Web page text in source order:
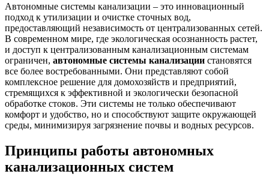
Автономные системы канализации – это инновационный
подход к утилизации и очистке сточных вод,
предоставляющий независимость от централизованных сетей.
В современном мире, где экологическая осознанность растет,
и доступ к централизованным канализационным системам
ограничен, автономные системы канализации становятся
все более востребованными. Они представляют собой
комплексное решение для домохозяйств и предприятий,
стремящихся к эффективной и экологически безопасной
обработке стоков. Эти системы не только обеспечивают
комфорт и удобство, но и способствуют защите окружающей
среды, минимизируя загрязнение почвы и водных ресурсов.
Принципы работы автономных
канализационных систем